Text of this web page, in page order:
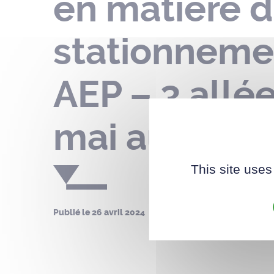
en matière
AEP – 3
mai au 17
Publié le26 avril 2024
This site